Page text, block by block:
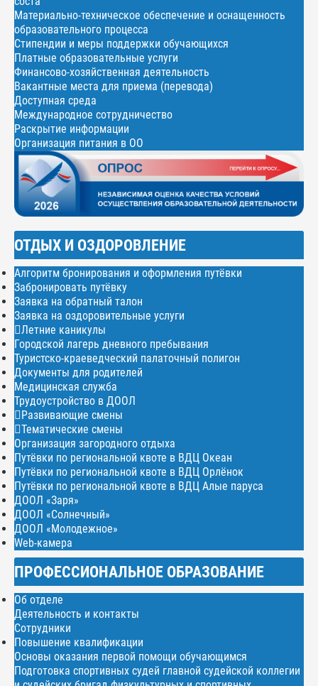
Материально-техническое обеспечение и оснащенность
образовательного процесса
Стипендии и меры поддержки обучающихся
Платные образовательные услуги
Финансово-хозяйственная деятельность
Вакантные места для приема (перевода)
Доступная среда
Международное сотрудничество
Раскрытие информации
Организация питания в ОО
ОТДЫХ И ОЗДОРОВЛЕНИЕ
Алгоритм бронирования и оформления путёвки
Забронировать путёвку
Заявка на обратный талон
Заявка на оздоровительные услуги
Летние каникулы
Городской лагерь дневного пребывания
Туристско-краеведческий палаточный полигон
Документы для родителей
Медицинская служба
Трудоустройство в ДООЛ
Развивающие смены
Тематические смены
Организация загородного отдыха
Путёвки по региональной квоте в ВДЦ Океан
Путёвки по региональной квоте в ВДЦ Орлёнок
Путёвки по региональной квоте в ВДЦ Алые паруса
ДООЛ «Заря»
ДООЛ «Солнечный»
ДООЛ «Молодежное»
Web-камера
ПРОФЕССИОНАЛЬНОЕ ОБРАЗОВАНИЕ
Об отделе
Деятельность и контакты
Сотрудники
Повышение квалификации
Основы оказания первой помощи обучающимся
Подготовка спортивных судей главной судейской коллегии